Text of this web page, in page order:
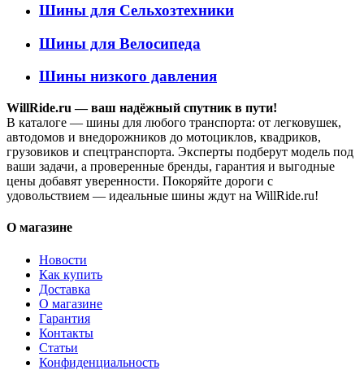
Шины для Сельхозтехники
Шины для Велосипеда
Шины низкого давления
WillRide.ru — ваш надёжный спутник в пути!
В каталоге — шины для любого транспорта: от легковушек,
автодомов и внедорожников до мотоциклов, квадриков,
грузовиков и спецтранспорта. Эксперты подберут модель под
ваши задачи, а проверенные бренды, гарантия и выгодные
цены добавят уверенности. Покоряйте дороги с
удовольствием — идеальные шины ждут на WillRide.ru!
О магазине
Новости
Как купить
Доставка
О магазине
Гарантия
Контакты
Статьи
Конфиденциальность